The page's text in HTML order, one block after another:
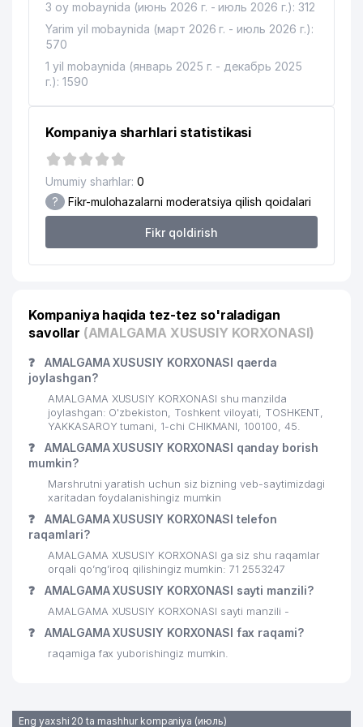
KONTRAST ADVOKATLIK BYUROSI 230 м
16
17 EXPERT SYSTEMS MChJ
18 GLOBEX-MED-FARM MChJ 267 м
CRONOS GROUP MChJ
20 DIAMOND TOURS MChJ
21 CRYSTAL DENTAL LIGHT MChJ 280 м
CARAVAN GROUP MChJ
23 CARAVAN GROUP MChJ 285 м
24
KORXONASI
25
MChJ
ISSIQLIKQUVVATTA'MIR MChJ
27 GARANT TRAVEL MChJ 341 м
28
LAINTEX VETERANI S.A.
29 ART VITRAJ MChJ
30 PREMIUM COFFEE PROJECT MChJ
31 ORKHIDEYEVS MChJ
33 ALOQA BO'LIMI №100 357 м
TASHELEKTRONIK MChJ
3 oy mobaynida (июнь 2026 г. - июль 2026 г.): 312
Yarim yil mobaynida (март 2026 г. - июль 2026 г.):
570
1 yil mobaynida (январь 2025 г. - декабрь 2025
г.): 1590
Kompaniya sharhlari statistikasi
Umumiy sharhlar: 0
? Fikr-mulohazalarni moderatsiya qilish qoidalari
Fikr qoldirish
Kompaniya haqida tez-tez so'raladigan
savollar (AMALGAMA XUSUSIY KORXONASI)
❓
AMALGAMA XUSUSIY KORXONASI qaerda
joylashgan?
AMALGAMA XUSUSIY KORXONASI shu manzilda
joylashgan: O'zbekiston, Toshkent viloyati, TOSHKENT,
YAKKASAROY tumani, 1-chi CHIKMANI, 100100, 45.
❓
AMALGAMA XUSUSIY KORXONASI qanday borish
mumkin?
Marshrutni yaratish uchun siz bizning veb-saytimizdagi
xaritadan foydalanishingiz mumkin
❓
AMALGAMA XUSUSIY KORXONASI telefon
raqamlari?
AMALGAMA XUSUSIY KORXONASI ga siz shu raqamlar
orqali qo’ng’iroq qilishingiz mumkin: 71 2553247
❓ AMALGAMA XUSUSIY KORXONASI sayti manzili?
AMALGAMA XUSUSIY KORXONASI sayti manzili -
❓ AMALGAMA XUSUSIY KORXONASI fax raqami?
raqamiga fax yuborishingiz mumkin.
Eng yaxshi 20 ta mashhur kompaniya (июль)